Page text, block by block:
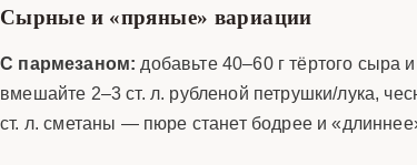
Сырные и «пряные» вариации
С пармезаном: добавьте 40–60 г тёртого
вмешайте 2–3 ст. л. рубленой петрушки/лука,
ст. л. сметаны — пюре станет бодрее и